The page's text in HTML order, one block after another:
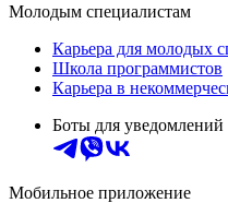
Молодым специалистам
Карьера для молодых
Школа программистов
Карьера в
Боты для уведомлений
Мобильное приложение